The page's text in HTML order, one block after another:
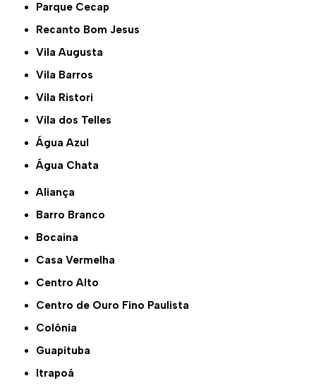
Parque Cecap
Recanto Bom Jesus
Vila Augusta
Vila Barros
Vila Ristori
Vila dos Telles
Água Azul
Água Chata
Aliança
Barro Branco
Bocaina
Casa Vermelha
Centro Alto
Centro de Ouro Fino Paulista
Colônia
Guapituba
Itrapoá